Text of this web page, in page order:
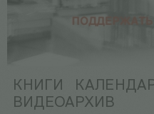
КНИГИ
ВИДЕОАРХИВ